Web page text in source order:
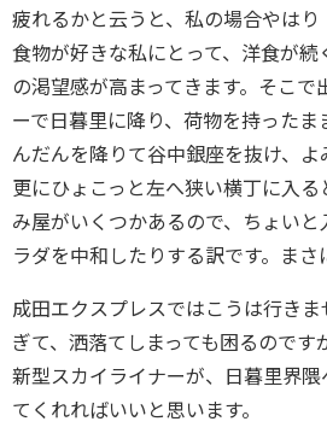
疲れるかと云うと、私の場合やは
食物が好きな私にとって、洋食が続
の渇望感が高まってきます。そこ
ーで日暮里に降り、荷物を持った
んだんを降りて谷中銀座を抜け、よ
更にひょこっと左へ狭い横丁に入
み屋がいくつかあるので、ちょい
ラダを中和したりする訳です。まさ
成田エクスプレスではこうは行き
ぎて、洒落てしまっても困るのです
新型スカイライナーが、日暮里界
てくれればいいと思います。